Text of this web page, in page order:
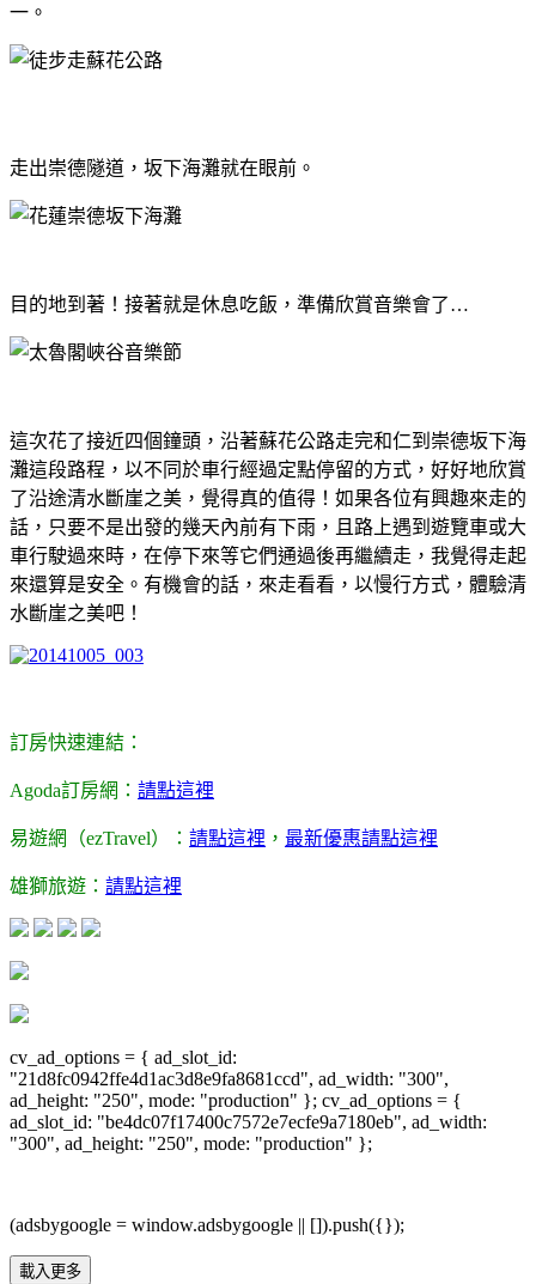
一。
走出崇德隧道，坂下海灘就在眼前。
目的地到著！接著就是休息吃飯，準備欣賞音樂會了…
這次花了接近四個鐘頭，沿著蘇花公路走完和仁到崇德坂下海
灘這段路程，以不同於車行經過定點停留的方式，好好地欣賞
了沿途清水斷崖之美，覺得真的值得！如果各位有興趣來走的
話，只要不是出發的幾天內前有下雨，且路上遇到遊覽車或大
車行駛過來時，在停下來等它們通過後再繼續走，我覺得走起
來還算是安全。有機會的話，來走看看，以慢行方式，體驗清
水斷崖之美吧！
訂房快速連結：
Agoda訂房網： 請點這裡
易遊網（ezTravel）： 請點這裡 ， 最新優惠請點這裡
雄獅旅遊： 請點這裡
cv_ad_options = { ad_slot_id:
"21d8fc0942ffe4d1ac3d8e9fa8681ccd", ad_width: "300",
ad_height: "250", mode: "production" }; cv_ad_options = {
ad_slot_id: "be4dc07f17400c7572e7ecfe9a7180eb", ad_width:
"300", ad_height: "250", mode: "production" };
(adsbygoogle = window.adsbygoogle || []).push({});
載入更多